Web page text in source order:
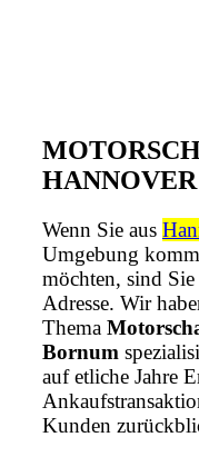
Wenn Sie aus
Umgebung
möchten, sind
Adresse. Wir
Thema
Bornum
auf etliche Jahre
Kunden